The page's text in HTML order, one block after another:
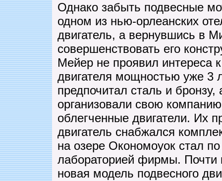
Однако забыть подвесные
одном из нью-орлеанских
двигатель, а вернувшись в
совершенствовать его
Мейер не проявил интереса
двигателя мощностью уже 3
предпочитал сталь и
организовали свою
облегченные двигатели. Их
двигатель снабжался
на озере Окономоуок стал
лабораторией фирмы. Почти
новая модель подвесного